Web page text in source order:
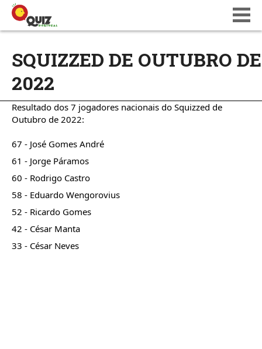
WIKI
QUIZ NATIONS PT 18
SQUIZZED DE OUTUBRO DE
2022
Resultado dos 7 jogadores nacionais do Squizzed de
Outubro de 2022:
67 - José Gomes André
61 - Jorge Páramos
60 - Rodrigo Castro
58 - Eduardo Wengorovius
52 - Ricardo Gomes
42 - César Manta
33 - César Neves